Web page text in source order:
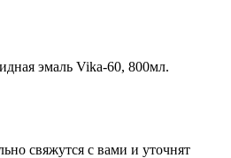
эмаль Vika-60, 800мл.
свяжутся с вами и уточнят